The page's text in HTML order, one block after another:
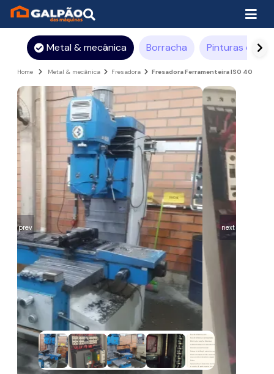
Metal & mecânica Borracha Pinturas e
Home Metal & mecânica Fresadora Fresadora Ferramenteira ISO 40
prev next